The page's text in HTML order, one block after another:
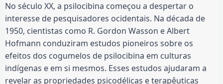
No século XX, a psilocibina começou a despertar o
interesse de pesquisadores ocidentais. Na década de
1950, cientistas como R. Gordon Wasson e Albert
Hofmann conduziram estudos pioneiros sobre os
efeitos dos cogumelos de psilocibina em culturas
indígenas e em si mesmos. Esses estudos ajudaram a
revelar as propriedades psicodélicas e terapêuticas